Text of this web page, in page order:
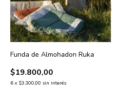
Funda de Almohadon Ruka
$19.800,00
6 x $3.300,00 sin interés